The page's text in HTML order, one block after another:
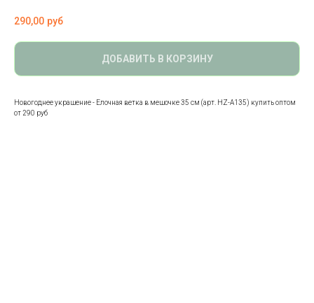
290,00 руб
ДОБАВИТЬ В КОРЗИНУ
Новогоднее украшение - Елочная ветка в мешочке 35 см (арт. HZ-A135) купить оптом
от 290 руб